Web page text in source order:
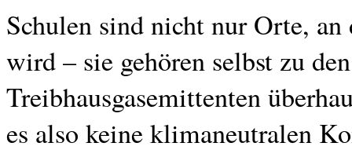
Schulen sind nicht nur Orte,
wird – sie gehören selbst zu
Treibhausgasemittenten
es also keine klimaneutralen